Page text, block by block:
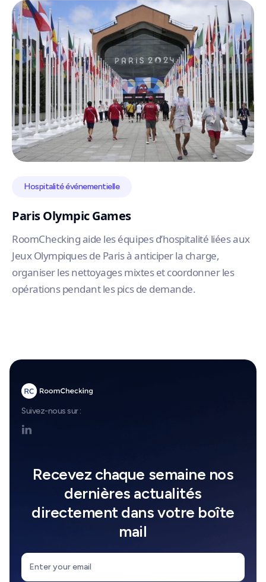
Hospitalité événementielle
Paris Olympic Games
RoomChecking aide les équipes d’hospitalité liées aux
Jeux Olympiques de Paris à anticiper la charge,
organiser les nettoyages mixtes et coordonner les
opérations pendant les pics de demande.
Suivez-nous sur :

Recevez chaque semaine nos
dernières actualités
directement dans votre boîte
mail